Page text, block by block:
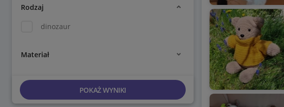
Rodzaj
dinozaur
Materiał
POKAŻ WYNIKI